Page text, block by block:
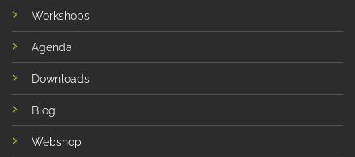
Workshops
Agenda
Downloads
Blog
Webshop